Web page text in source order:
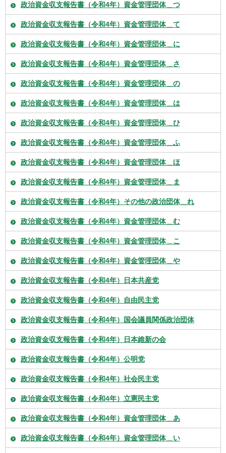
政治資金収支報告書（令和4年）資金管理団体＿つ
政治資金収支報告書（令和4年）資金管理団体＿て
政治資金収支報告書（令和4年）資金管理団体＿に
政治資金収支報告書（令和4年）資金管理団体＿さ
政治資金収支報告書（令和4年）資金管理団体＿の
政治資金収支報告書（令和4年）資金管理団体＿は
政治資金収支報告書（令和4年）資金管理団体＿ひ
政治資金収支報告書（令和4年）資金管理団体＿ふ
政治資金収支報告書（令和4年）資金管理団体＿ほ
政治資金収支報告書（令和4年）資金管理団体＿ま
政治資金収支報告書（令和4年）その他の政治団体＿れ
政治資金収支報告書（令和4年）資金管理団体＿む
政治資金収支報告書（令和4年）資金管理団体＿こ
政治資金収支報告書（令和4年）資金管理団体＿や
政治資金収支報告書（令和4年）日本共産党
政治資金収支報告書（令和4年）自由民主党
政治資金収支報告書（令和4年）国会議員関係政治団体
政治資金収支報告書（令和4年）日本維新の会
政治資金収支報告書（令和4年）公明党
政治資金収支報告書（令和4年）社会民主党
政治資金収支報告書（令和4年）立憲民主党
政治資金収支報告書（令和4年）資金管理団体＿あ
政治資金収支報告書（令和4年）資金管理団体＿い